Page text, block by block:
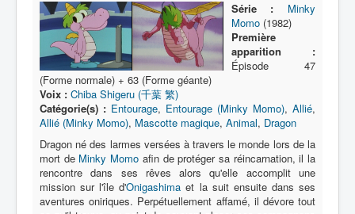
Toku-Critiques
Séries
Films
COSAA
Dessins
Artiste Asperger
Lexique
Série
Série :
Minky
Momo(1982)
Première
apparition :
Épisode 47
(Forme normale) + 63 (Forme géante)
Voix : Chiba Shigeru (千葉 繁)
Catégorie(s) : Entourage, Entourage (Minky Momo), Allié,
Allié (Minky Momo), Mascotte magique, Animal, Dragon
Dragon né des larmes versées à travers le monde lors de la
mort de Minky Momo afin de protéger sa réincarnation, il la
rencontre dans ses rêves alors qu'elle accomplit une
mission sur l'île d'Onigashima et la suit ensuite dans ses
aventures oniriques. Perpétuellement affamé, il dévore tout